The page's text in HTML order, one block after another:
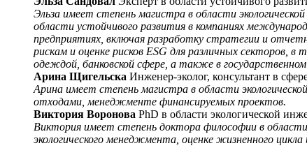
Эльза имеет степень магистра в области
области устойчивого развития в компаниях
предприятиях, включая разработку стратегии и
рискам и оценке рисков ESG для различных секторов,
одеждой, банковской сфере, а также в
Арина Щигельска Инженер-эколог, консультант в
Арина имеет степень магистра в области
отходами, менеджменте финансируемых проектов.
Виктория Воронова PhD в области экологической
Виктория имеет степень доктора философии в
экологического менеджмента, оценке жизненного цикла